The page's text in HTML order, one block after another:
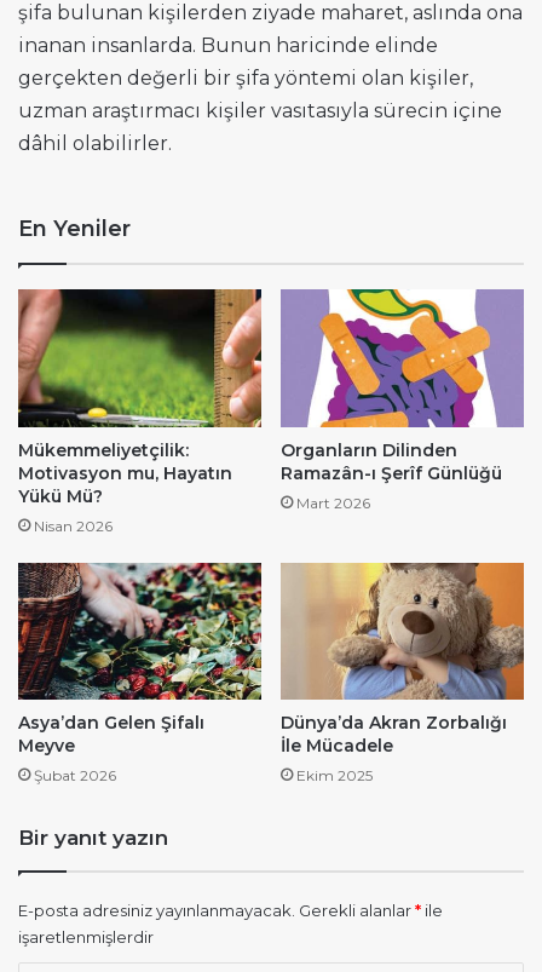
şifa bulunan kişilerden ziyade maharet, aslında ona
inanan insanlarda. Bunun haricinde elinde
gerçekten değerli bir şifa yöntemi olan kişiler,
uzman araştırmacı kişiler vasıtasıyla sürecin içine
dâhil olabilirler.
En Yeniler
Mükemmeliyetçilik:
Motivasyon mu, Hayatın
Yükü Mü?
Nisan 2026
Organların Dilinden
Ramazân-ı Şerîf Günlüğü
Mart 2026
Asya’dan Gelen Şifalı
Meyve
Şubat 2026
Dünya’da Akran Zorbalığı
İle Mücadele
Ekim 2025
Bir yanıt yazın
E-posta adresiniz yayınlanmayacak. Gerekli alanlar* ile
işaretlenmişlerdir